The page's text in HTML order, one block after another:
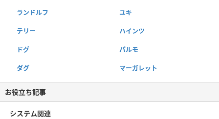
ランドルフ ユキ
テリー ハインツ
ドグ パルモ
ダグ マーガレット
お役立ち記事
システム関連